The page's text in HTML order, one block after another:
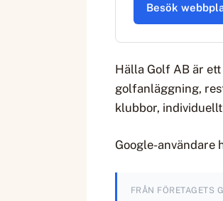
Besök
Hälla Golf AB är
golfanläggning,
klubbor,
Google-användare
FRÅN FÖRETAGETS